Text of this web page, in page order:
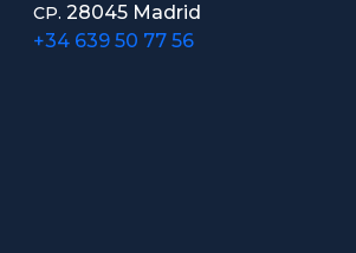
CP. 28045 Madrid
+34 639 50 77 56